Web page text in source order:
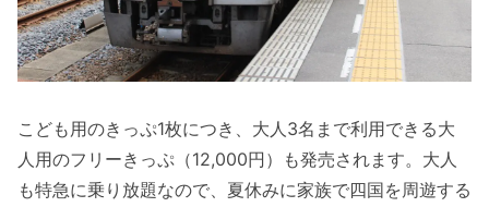
こども用のきっぷ1枚につき、大人3名まで利用できる大
人用のフリーきっぷ（12,000円）も発売されます。大人
も特急に乗り放題なので、夏休みに家族で四国を周遊する